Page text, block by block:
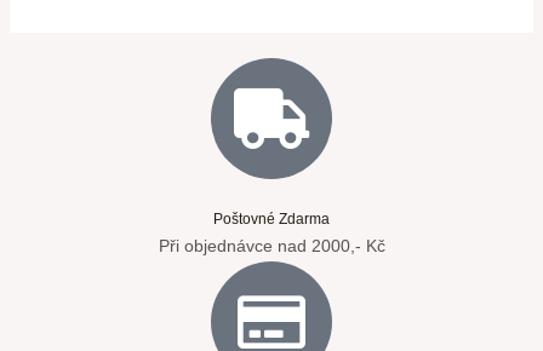
Poštovné Zdarma
Při objednávce nad 2000,- Kč